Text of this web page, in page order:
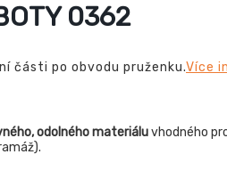
0362
části po obvodu pruženku.Více
odolného materiáluvhodného